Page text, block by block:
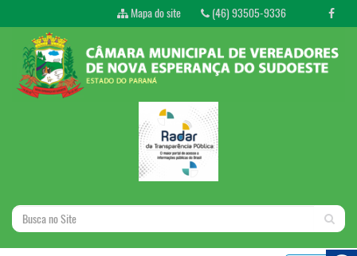
Mapa do site (46) 93505-9336